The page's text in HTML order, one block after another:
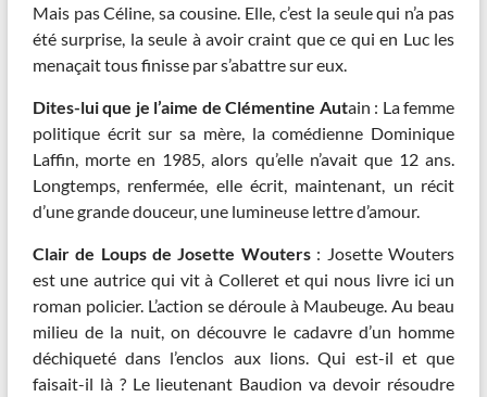
Mais pas Céline, sa cousine. Elle, c’est la seule qui n’a pas
été surprise, la seule à avoir craint que ce qui en Luc les
menaçait tous finisse par s’abattre sur eux.
Dites-lui que je l’aime de Clémentine Autain : La femme
politique écrit sur sa mère, la comédienne Dominique
Laffin, morte en 1985, alors qu’elle n’avait que 12 ans.
Longtemps, renfermée, elle écrit, maintenant, un récit
d’une grande douceur, une lumineuse lettre d’amour.
Clair de Loups de Josette Wouters: Josette Wouters
est une autrice qui vit à Colleret et qui nous livre ici un
roman policier. L’action se déroule à Maubeuge. Au beau
milieu de la nuit, on découvre le cadavre d’un homme
déchiqueté dans l’enclos aux lions. Qui est-il et que
faisait-il là ? Le lieutenant Baudion va devoir résoudre